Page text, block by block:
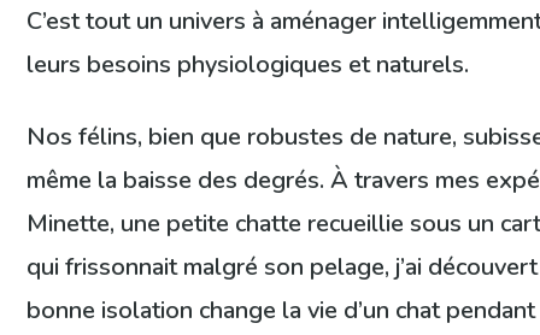
C’est tout un univers à aménager
leurs besoins physiologiques et naturels.
Nos félins, bien que robustes de nature,
même la baisse des degrés. À travers mes
Minette, une petite chatte recueillie sous un
qui frissonnait malgré son pelage, j’ai
bonne isolation change la vie d’un chat pendant